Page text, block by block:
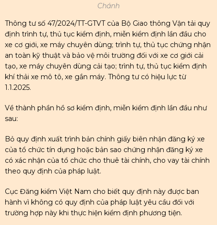
Chánh
Thông tư số 47/2024/TT-GTVT của Bộ Giao thông Vận tải quy
định trình tự, thủ tục kiểm định, miễn kiểm định lần đầu cho
xe cơ giới, xe máy chuyên dùng; trình tự, thủ tục chứng nhận
an toàn kỹ thuật và bảo vệ môi trường đối với xe cơ giới cải
tạo, xe máy chuyên dùng cải tạo; trình tự, thủ tục kiểm định
khí thải xe mô tô, xe gắn máy. Thông tư có hiệu lực từ
1.1.2025.
Về thành phần hồ sơ kiểm định, miễn kiểm định lần đầu như
sau:
Bỏ quy định xuất trình bản chính giấy biên nhận đăng ký xe
của tổ chức tín dụng hoặc bản sao chứng nhận đăng ký xe
có xác nhận của tổ chức cho thuê tài chính, cho vay tài chính
theo quy định của pháp luật.
Cục Đăng kiểm Việt Nam cho biết quy định này được ban
hành vì không có quy định của pháp luật yêu cầu đối với
trường hợp này khi thực hiện kiểm định phương tiện.